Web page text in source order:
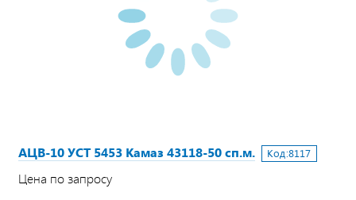
АЦВ-10 УСТ 5453 Камаз 43118-50 сп.м. Код:8117
Цена по запросу